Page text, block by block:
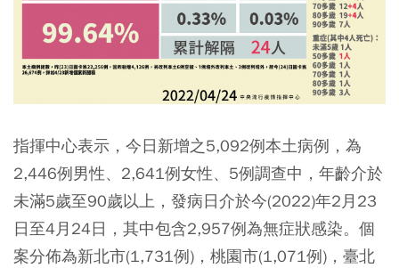
指揮中心表示，今日新增之5,092例本土病例，為
2,446例男性、2,641例女性、5例調查中，年齡介於
未滿5歲至90歲以上，發病日介於今(2022)年2月23
日至4月24日，其中包含2,957例為無症狀感染。個
案分佈為新北市(1,731例)，桃園市(1,071例)，臺北